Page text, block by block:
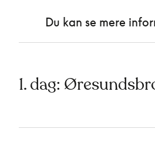
Du kan se mere
1. dag: